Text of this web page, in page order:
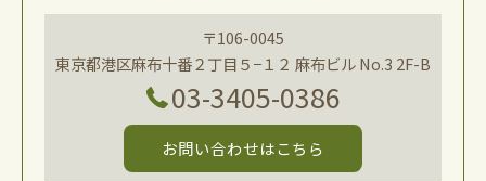
〒106-0045
東京都港区麻布十番２丁目５−１２ 麻布ビル No.3 2F-B
03-3405-0386
お問い合わせはこちら